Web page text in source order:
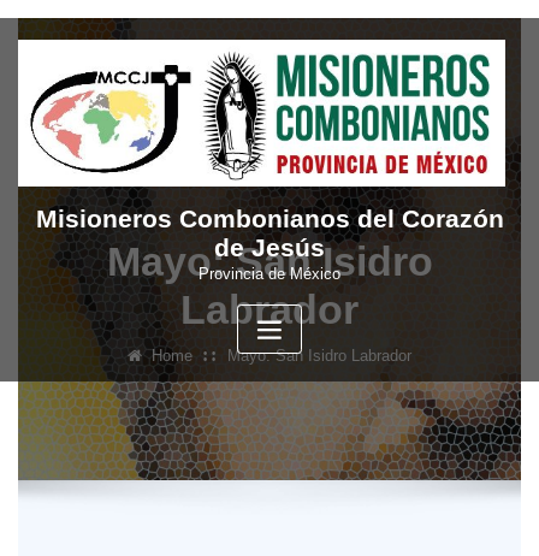
Skip
content
Misioneros Combonianos del Corazón
de Jesús
Provincia de México
Mayo: San Isidro
Labrador
Home Mayo: San Isidro Labrador